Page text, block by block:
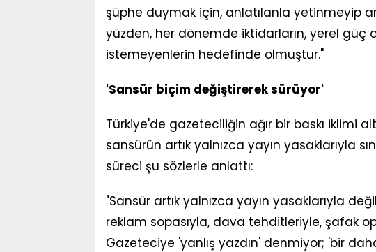
şüphe duymak için, anlatılanla yetinmeyip
yüzden, her dönemde iktidarların, yerel güç
istemeyenlerin hedefinde olmuştur."
'Sansür biçim değiştirerek sürüyor'
Türkiye'de gazeteciliğin ağır bir baskı iklimi
sansürün artık yalnızca yayın yasaklarıyla
süreci şu sözlerle anlattı:
"Sansür artık yalnızca yayın yasaklarıyla
reklam sopasıyla, dava tehditleriyle, şafak
Gazeteciye 'yanlış yazdın' denmiyor; 'bir